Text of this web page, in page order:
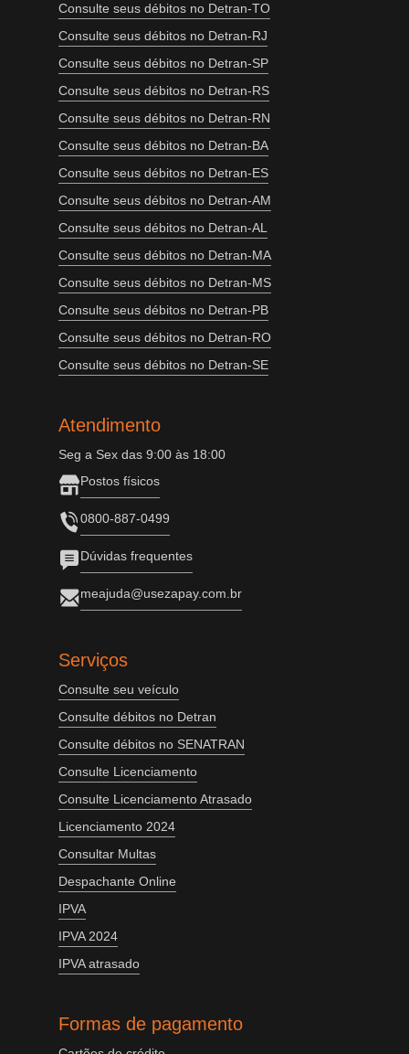
Consulte seus débitos no Detran-TO
Consulte seus débitos no Detran-RJ
Consulte seus débitos no Detran-SP
Consulte seus débitos no Detran-RS
Consulte seus débitos no Detran-RN
Consulte seus débitos no Detran-BA
Consulte seus débitos no Detran-ES
Consulte seus débitos no Detran-AM
Consulte seus débitos no Detran-AL
Consulte seus débitos no Detran-MA
Consulte seus débitos no Detran-MS
Consulte seus débitos no Detran-PB
Consulte seus débitos no Detran-RO
Consulte seus débitos no Detran-SE
Atendimento
Seg a Sex das 9:00 às 18:00
Postos físicos
0800-887-0499
Dúvidas frequentes
meajuda@usezapay.com.br
Serviços
Consulte seu veículo
Consulte débitos no Detran
Consulte débitos no SENATRAN
Consulte Licenciamento
Consulte Licenciamento Atrasado
Licenciamento 2024
Consultar Multas
Despachante Online
IPVA
IPVA 2024
IPVA atrasado
Formas de pagamento